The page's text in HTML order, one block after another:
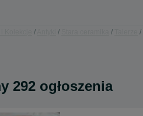
292 ogłoszenia